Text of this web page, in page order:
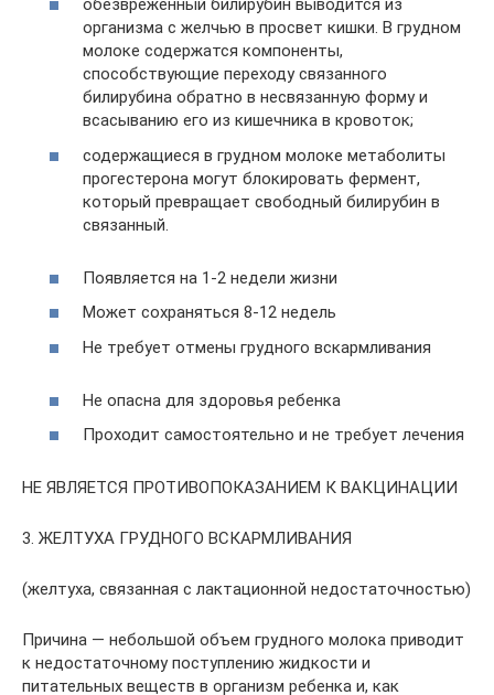
обезвреженный билирубин выводится из
организма с желчью в просвет кишки. В грудном
молоке содержатся компоненты,
способствующие переходу связанного
билирубина обратно в несвязанную форму и
всасыванию его из кишечника в кровоток;
содержащиеся в грудном молоке метаболиты
прогестерона могут блокировать фермент,
который превращает свободный билирубин в
связанный.
Появляется на 1-2 недели жизни
Может сохраняться 8-12 недель
Не требует отмены грудного вскармливания
Не опасна для здоровья ребенка
Проходит самостоятельно и не требует лечения
НЕ ЯВЛЯЕТСЯ ПРОТИВОПОКАЗАНИЕМ К ВАКЦИНАЦИИ
3. ЖЕЛТУХА ГРУДНОГО ВСКАРМЛИВАНИЯ
(желтуха, связанная с лактационной недостаточностью)
Причина — небольшой объем грудного молока приводит
к недостаточному поступлению жидкости и
питательных веществ в организм ребенка и, как